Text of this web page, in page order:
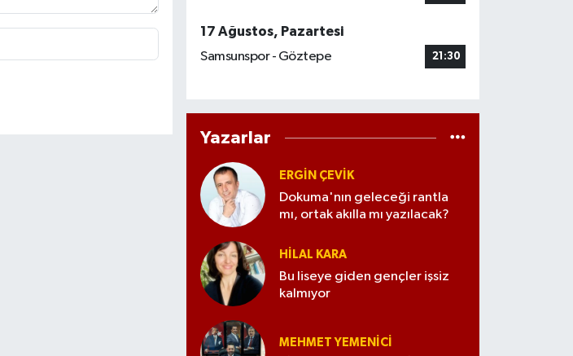
17 Ağustos, Pazartesi
Samsunspor - Göztepe
21:30
Yazarlar
ERGIN ÇEVİK
Dokuma'nın geleceği rantla
mı, ortak akılla mı yazılacak?
HILAL KARA
Bu liseye giden gençler işsiz
kalmıyor
MEHMET YEMENICI